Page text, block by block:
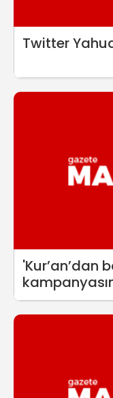
Twitter
'Kur’an’dan